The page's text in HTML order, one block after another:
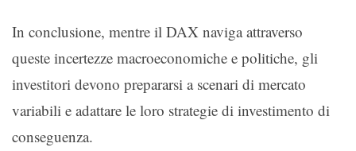
In conclusione, mentre il DAX naviga attraverso
queste incertezze macroeconomiche e politiche, gli
investitori devono prepararsi a scenari di mercato
variabili e adattare le loro strategie di investimento di
conseguenza.